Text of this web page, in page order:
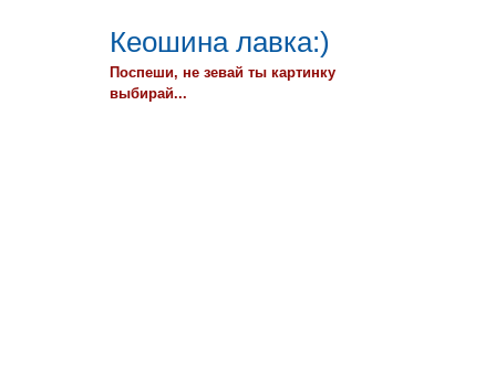
Кеошина лавка:)
Поспеши, не зевай ты картинку
выбирай...